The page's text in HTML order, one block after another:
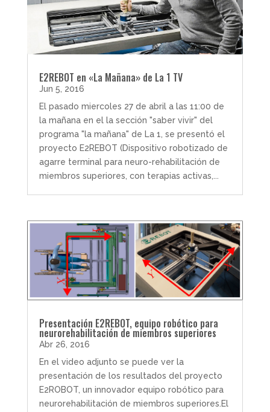
E2REBOT en «La Mañana» de La 1 TV
Jun 5, 2016
El pasado miercoles 27 de abril a las 11:00 de
la mañana en el la sección "saber vivir" del
programa "la mañana" de La 1, se presentó el
proyecto E2REBOT (Dispositivo robotizado de
agarre terminal para neuro-rehabilitación de
miembros superiores, con terapias activas,...
Presentación E2REBOT, equipo robótico para
neurorehabilitación de miembros superiores
Abr 26, 2016
En el video adjunto se puede ver la
presentación de los resultados del proyecto
E2ROBOT, un innovador equipo robótico para
neurorehabilitación de miembros superiores.El